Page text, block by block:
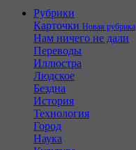
Рубрики
Карточки Новая рубрика
Нам ничего не дали
Переводы
Иллюстра
Людское
Бездна
История
Технология
Город
Наука